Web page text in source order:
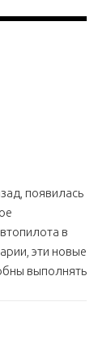
появилась
в
эти новые
выполнять